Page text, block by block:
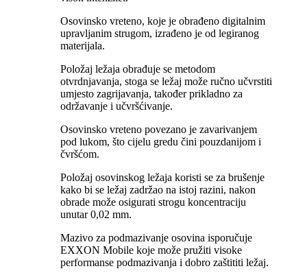
Osovinsko vreteno, koje je obrađeno digitalnim
upravljanim strugom, izrađeno je od legiranog
materijala.
Položaj ležaja obrađuje se metodom
otvrdnjavanja, stoga se ležaj može ručno učvrstiti
umjesto zagrijavanja, također prikladno za
održavanje i učvršćivanje.
Osovinsko vreteno povezano je zavarivanjem
pod lukom, što cijelu gredu čini pouzdanijom i
čvršćom.
Položaj osovinskog ležaja koristi se za brušenje
kako bi se ležaj zadržao na istoj razini, nakon
obrade može osigurati strogu koncentraciju
unutar 0,02 mm.
Mazivo za podmazivanje osovina isporučuje
EXXON Mobile koje može pružiti visoke
performanse podmazivanja i dobro zaštititi ležaj.